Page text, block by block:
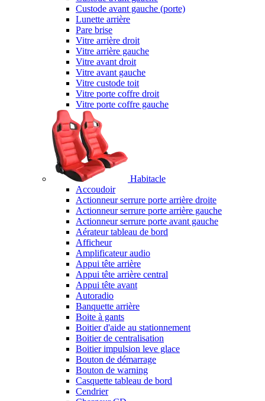
Custode avant gauche (porte)
Lunette arrière
Pare brise
Vitre arrière droit
Vitre arrière gauche
Vitre avant droit
Vitre avant gauche
Vitre custode toit
Vitre porte coffre droit
Vitre porte coffre gauche
Habitacle
Accoudoir
Actionneur serrure porte arrière droite
Actionneur serrure porte arrière gauche
Actionneur serrure porte avant gauche
Aérateur tableau de bord
Afficheur
Amplificateur audio
Appui tête arrière
Appui tête arrière central
Appui tête avant
Autoradio
Banquette arrière
Boite à gants
Boitier d'aide au stationnement
Boitier de centralisation
Boitier impulsion leve glace
Bouton de démarrage
Bouton de warning
Casquette tableau de bord
Cendrier